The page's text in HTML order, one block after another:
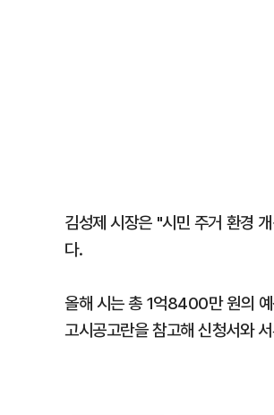
김성제 시장은 "시민 주거 환경
다.
올해 시는 총 1억8400만 원의
고시공고란을 참고해 신청서와